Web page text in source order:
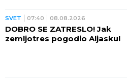
SVET 07:40 08.08.2026
DOBRO SE ZATRESLO! Jak
zemljotres pogodio Aljasku!